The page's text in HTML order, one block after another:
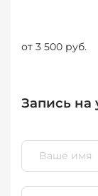
от 3 500 руб.
Запись на